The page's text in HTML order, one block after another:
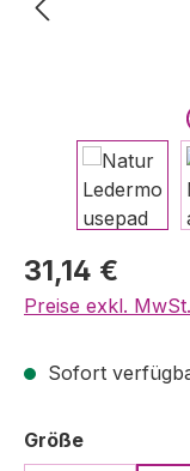
Regulärer Preis:
31,14 €
Preise exkl.
Sofort
Größeauswählen